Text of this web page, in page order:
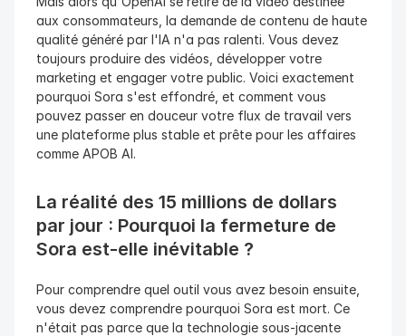
aux consommateurs, la demande de contenu de haute
qualité généré par l'IA n'a pas ralenti. Vous devez
toujours produire des vidéos, développer votre
marketing et engager votre public. Voici exactement
pourquoi Sora s'est effondré, et comment vous
pouvez passer en douceur votre flux de travail vers
une plateforme plus stable et prête pour les affaires
comme APOB AI.
La réalité des 15 millions de dollars
par jour : Pourquoi la fermeture de
Sora est-elle inévitable ?
Pour comprendre quel outil vous avez besoin ensuite,
vous devez comprendre pourquoi Sora est mort. Ce
n'était pas parce que la technologie sous-jacente